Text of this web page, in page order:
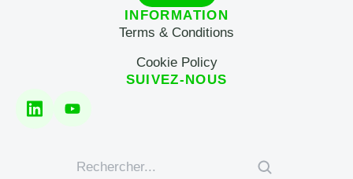
INFORMATION
Terms & Conditions
Cookie Policy
SUIVEZ-NOUS